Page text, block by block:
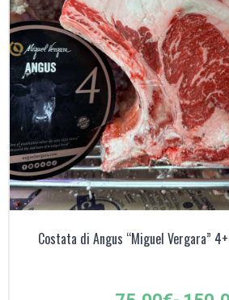
Costata di Angus “Miguel Vergara”